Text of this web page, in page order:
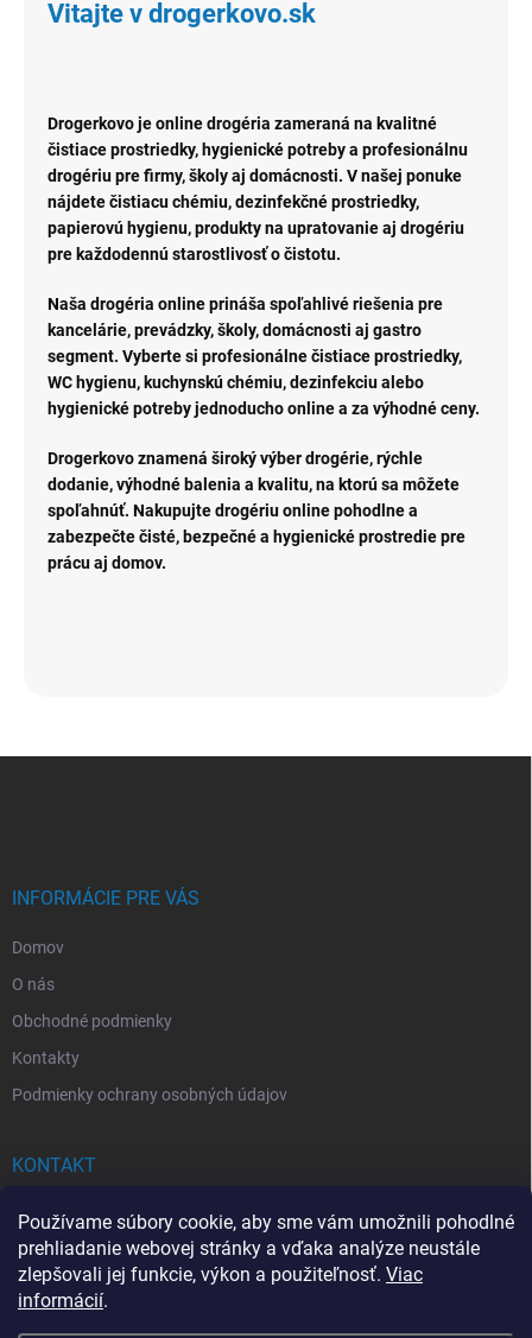
Používame súbory cookie, aby sme vám umožnili pohodlné
prehliadanie webovej stránky a vďaka analýze neustále
zlepšovali jej funkcie, výkon a použiteľnosť. Viac
informácií.
Vitajte v drogerkovo.sk
Drogerkovo je online drogéria zameraná na kvalitné
čistiace prostriedky, hygienické potreby a profesionálnu
drogériu pre firmy, školy aj domácnosti. V našej ponuke
nájdete čistiacu chémiu, dezinfekčné prostriedky,
papierovú hygienu, produkty na upratovanie aj drogériu
pre každodennú starostlivosť o čistotu.
Naša drogéria online prináša spoľahlivé riešenia pre
kancelárie, prevádzky, školy, domácnosti aj gastro
segment. Vyberte si profesionálne čistiace prostriedky,
WC hygienu, kuchynskú chémiu, dezinfekciu alebo
hygienické potreby jednoducho online a za výhodné ceny.
Drogerkovo znamená široký výber drogérie, rýchle
dodanie, výhodné balenia a kvalitu, na ktorú sa môžete
spoľahnúť. Nakupujte drogériu online pohodlne a
zabezpečte čisté, bezpečné a hygienické prostredie pre
prácu aj domov.
INFORMÁCIE PRE VÁS
Domov
O nás
Obchodné podmienky
Kontakty
Podmienky ochrany osobných údajov
KONTAKT
info@drogerkovo.sk